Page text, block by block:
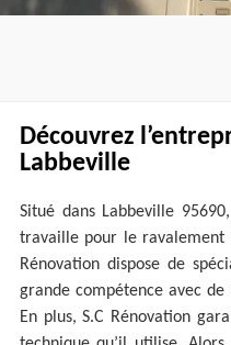
Découvrez
Labbeville
Situé dans Labbeville
travaille pour le ravalement
Rénovation dispose de
grande compétence avec
En plus, S.C Rénovation